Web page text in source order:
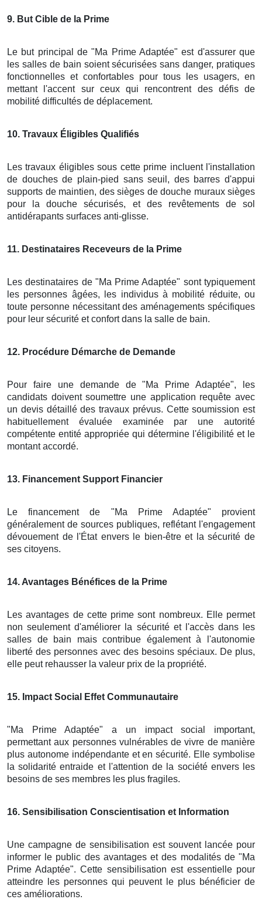
9. But Cible de la Prime
Le but principal de "Ma Prime Adaptée" est d'assurer que
les salles de bain soient sécurisées sans danger, pratiques
fonctionnelles et confortables pour tous les usagers, en
mettant l'accent sur ceux qui rencontrent des défis de
mobilité difficultés de déplacement.
10. Travaux Éligibles Qualifiés
Les travaux éligibles sous cette prime incluent l'installation
de douches de plain-pied sans seuil, des barres d'appui
supports de maintien, des sièges de douche muraux sièges
pour la douche sécurisés, et des revêtements de sol
antidérapants surfaces anti-glisse.
11. Destinataires Receveurs de la Prime
Les destinataires de "Ma Prime Adaptée" sont typiquement
les personnes âgées, les individus à mobilité réduite, ou
toute personne nécessitant des aménagements spécifiques
pour leur sécurité et confort dans la salle de bain.
12. Procédure Démarche de Demande
Pour faire une demande de "Ma Prime Adaptée", les
candidats doivent soumettre une application requête avec
un devis détaillé des travaux prévus. Cette soumission est
habituellement évaluée examinée par une autorité
compétente entité appropriée qui détermine l'éligibilité et le
montant accordé.
13. Financement Support Financier
Le financement de "Ma Prime Adaptée" provient
généralement de sources publiques, reflétant l'engagement
dévouement de l'État envers le bien-être et la sécurité de
ses citoyens.
14. Avantages Bénéfices de la Prime
Les avantages de cette prime sont nombreux. Elle permet
non seulement d'améliorer la sécurité et l'accès dans les
salles de bain mais contribue également à l'autonomie
liberté des personnes avec des besoins spéciaux. De plus,
elle peut rehausser la valeur prix de la propriété.
15. Impact Social Effet Communautaire
"Ma Prime Adaptée" a un impact social important,
permettant aux personnes vulnérables de vivre de manière
plus autonome indépendante et en sécurité. Elle symbolise
la solidarité entraide et l'attention de la société envers les
besoins de ses membres les plus fragiles.
16. Sensibilisation Conscientisation et Information
Une campagne de sensibilisation est souvent lancée pour
informer le public des avantages et des modalités de "Ma
Prime Adaptée". Cette sensibilisation est essentielle pour
atteindre les personnes qui peuvent le plus bénéficier de
ces améliorations.